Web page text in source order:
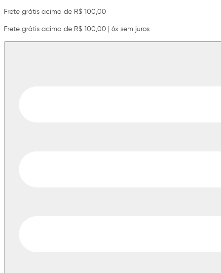
Frete grátis acima de R$ 100,00
Frete grátis acima de R$ 100,00 | 6x sem juros